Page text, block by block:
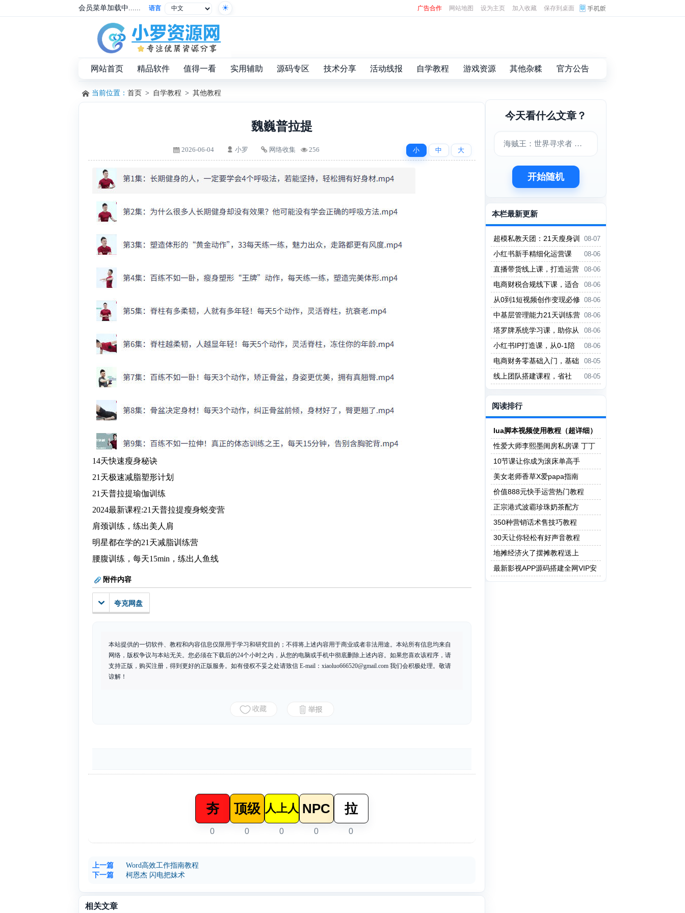
会员菜单加载中...... 语言 广告合作 网站地图 设为主页 加入收藏 保存到桌面
网站首页 精品软件 值得一看 实用辅助 源码专区 技术分享 活动线报 自学教程 游戏资源 其他杂糅 官方公告
当前位置： 首页 > 自学教程 > 其他教程
魏巍普拉提
小 中 大
2026-06-04 小罗 网络收集 256
14天快速瘦身秘诀
21天极速减脂塑形计划
21天普拉提瑜伽训练
2024最新课程:21天普拉提瘦身蜕变营
肩颈训练，练出美人肩
明星都在学的21天减脂训练营
腰腹训练，每天15min，练出人鱼线
附件内容
夸克网盘
本站提供的一切软件、教程和内容信息仅限用于学习和研究目的；不得将上述内容用于商业或者非法用途。本站所有信息均来自
网络，版权争议与本站无关。您必须在下载后的24个小时之内，从您的电脑或手机中彻底删除上述内容。如果您喜欢该程序，请
支持正版，购买注册，得到更好的正版服务。如有侵权不妥之处请致信 E-mail： xiaoluo666520@gmail.com 我们会积极处理。敬请
谅解！
夯
0
顶级
0
人上人
0
NPC
0
拉
0
上一篇
Word高效工作指南教程
下一篇
柯恩杰 闪电把妹术
相关文章
今天看什么文章？
海贼王：世界寻求者 中文版下载
开始随机
本栏最新更新
08-07
超模私教天团：21天瘦身训
练营（完结）
08-06
小红书新手精细化运营课
程，每天抽空操作三小时，零基础
小白轻松上手
08-06
直播带货线上课，打造运营
型主播，起号、话术、运营，直播
带货全方案系统化学习
08-06
电商财税合规线下课，适合
老板+财务，教你规避涉税风险，
实现低成本合规经营
08-06
从0到1短视频创作变现必修
课，跟随时代趋势，人人需要的技
能
08-06
中基层管理能力21天训练营
08-06
塔罗牌系统学习课，助你从
入门到精通，塑造个人占卜风格，
掌握专业咨询能力
08-06
小红书IP打造课，从0-1陪
你做能賺钱小红书博主
08-05
电商财务零基础入门，基础
认知+基础实操+进阶突破，轻松
掌握
08-05
线上团队搭建课程，省社
保，聚人才，降成本，增利润，团
队管理必看
阅读排行
lua脚本视频使用教程（超详细）
性爱大师李熙墨闺房私房课 丁丁
保健操
10节课让你成为滚床单高手
美女老师香草X爱papa指南
价值888元快手运营热门教程
正宗港式波霸珍珠奶茶配方
350种营销话术售技巧教程
30天让你轻松有好声音教程
地摊经济火了摆摊教程送上
最新影视APP源码搭建全网VIP安
卓 Apicould非蓝鸟e4a 附成品app